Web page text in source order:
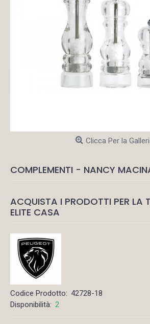
Clicca Per la
COMPLEMENTI - NANCY
ACQUISTA I PRODOTTI PER LA
ELITE CASA
Codice Prodotto: 42728-18
Disponibilità: 2